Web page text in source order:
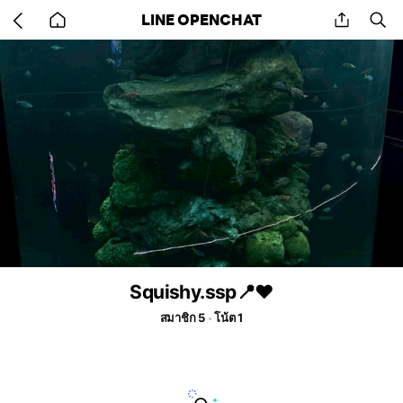
back
to
LINE OPENCHAT share
Squishy.ssp📍♥️
สมาชิก 5 โน้ต 1